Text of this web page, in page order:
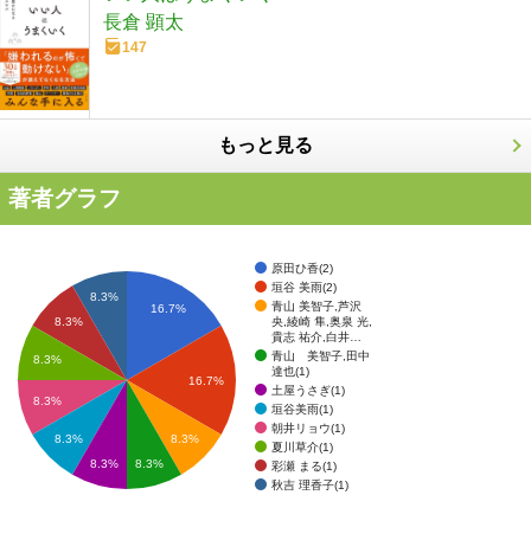
長倉 顕太
147
もっと見る
著者グラフ
原田ひ香(2)
垣谷 美雨(2)
青山 美智子,芦沢
央,綾崎 隼,奥泉 光,
貴志 祐介,白井…
青山 美智子,田中
達也(1)
土屋うさぎ(1)
垣谷美雨(1)
朝井リョウ(1)
夏川草介(1)
彩瀬 まる(1)
秋吉 理香子(1)
16.7%
16.7%
8.3%
8.3%
8.3%
8.3%
8.3%
8.3%
8.3%
8.3%